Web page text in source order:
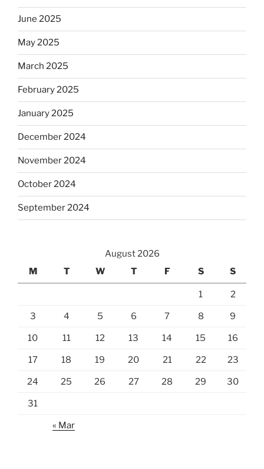
June 2025
May 2025
March 2025
February 2025
January 2025
December 2024
November 2024
October 2024
September 2024
August 2026
M
T W T F S S
1 2
3 4 5 6 7 8 9
10 11 12 13 14 15 16
17 18 19 20 21 22 23
24 25 26 27 28 29 30
31
« Mar